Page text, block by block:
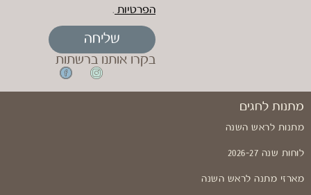
הפרטיות .
שליחה
בקרו אותנו ברשתות
מתנות לחגים
מתנות לראש השנה
לוחות שנה 2026-27
מארזי מתנה לראש השנה